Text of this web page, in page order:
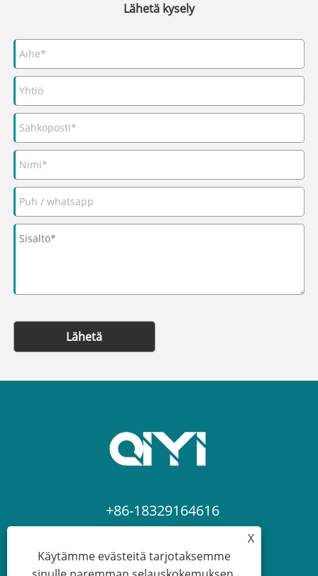
Lähetä kysely
Lähetä
+86-18329164616
X
Käytämme evästeitä tarjotaksemme